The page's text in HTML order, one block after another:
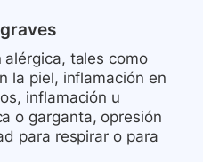
alérgica, tales como
la piel, inflamación en
inflamación u
o garganta, opresión
para respirar o para